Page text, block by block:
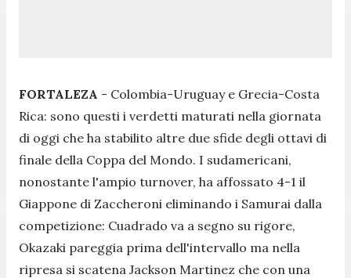
FORTALEZA - Colombia-Uruguay e Grecia-Costa
Rica: sono questi i verdetti maturati nella giornata
di oggi che ha stabilito altre due sfide degli ottavi di
finale della Coppa del Mondo. I sudamericani,
nonostante l'ampio turnover, ha affossato 4-1 il
Giappone di Zaccheroni eliminando i Samurai dalla
competizione: Cuadrado va a segno su rigore,
Okazaki pareggia prima dell'intervallo ma nella
ripresa si scatena Jackson Martinez che con una